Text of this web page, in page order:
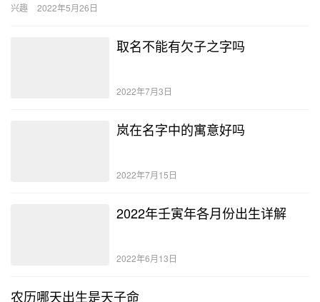
是什…
兴趣 2022年5月26日
取名不能有欠子之字吗
2022年7月3日
岚在名字中的寓意好吗
2022年7月15日
2022年壬寅年各月份出生详解
2022年6月13日
农历哪天出生是天子命